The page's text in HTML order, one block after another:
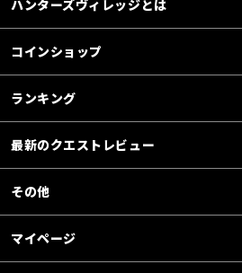
ハンターズヴィレッジとは
コインショップ
ランキング
最新のクエストレビュー
その他
マイページ